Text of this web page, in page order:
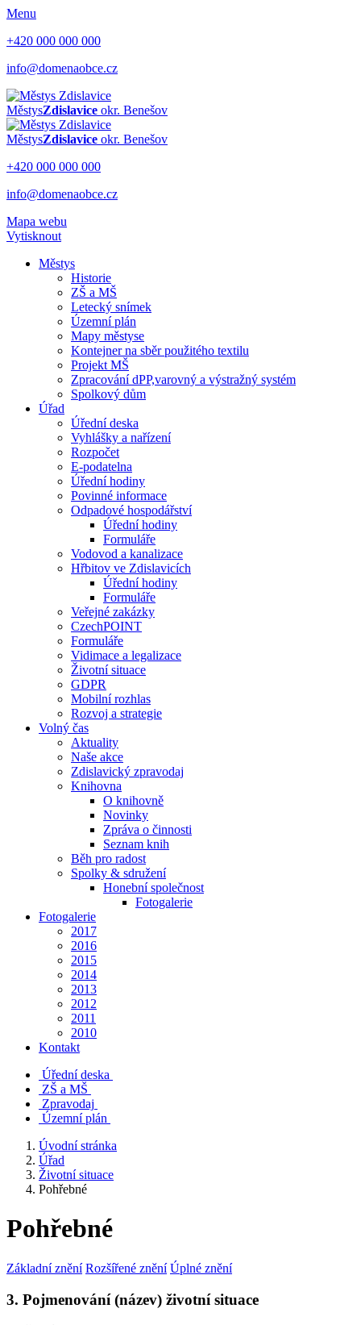
Menu
+420 000 000 000
info@domenaobce.cz
MěstysZdislavice okr. Benešov
MěstysZdislavice okr. Benešov
+420 000 000 000
info@domenaobce.cz
Mapa webu
Vytisknout
Městys
Historie
ZŠ a MŠ
Letecký snímek
Územní plán
Mapy městyse
Kontejner na sběr použitého textilu
Projekt MŠ
Zpracování dPP,varovný a výstražný systém
Spolkový dům
Úřad
Úřední deska
Vyhlášky a nařízení
Rozpočet
E-podatelna
Úřední hodiny
Povinné informace
Odpadové hospodářství
Úřední hodiny
Formuláře
Vodovod a kanalizace
Hřbitov ve Zdislavicích
Úřední hodiny
Formuláře
Veřejné zakázky
CzechPOINT
Formuláře
Vidimace a legalizace
Životní situace
GDPR
Mobilní rozhlas
Rozvoj a strategie
Volný čas
Aktuality
Naše akce
Zdislavický zpravodaj
Knihovna
O knihovně
Novinky
Zpráva o činnosti
Seznam knih
Běh pro radost
Spolky & sdružení
Honební společnost
Fotogalerie
Fotogalerie
2017
2016
2015
2014
2013
2012
2011
2010
Kontakt
Úřední deska
ZŠ a MŠ
Zpravodaj
Územní plán
Úvodní stránka
Úřad
Životní situace
Pohřebné
Pohřebné
Základní znění Rozšířené znění Úplné znění
3. Pojmenování (název) životní situace